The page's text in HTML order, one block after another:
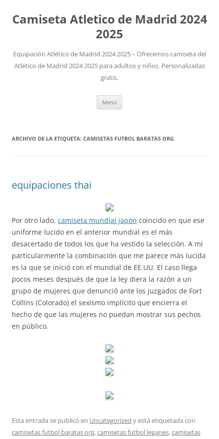
Camiseta Atletico de Madrid 2024
2025
Equipación Atlético de Madrid 2024 2025 – Ofrecemos camiseta del
Atlético de Madrid 2024 2025 para adultos y niños. Personalizadas
gratis.
Menú
ARCHIVO DE LA ETIQUETA: CAMISETAS FUTBOL BARATAS ORG
equipaciones thai
Por otro lado, camiseta mundial japón coincido en que ese
uniforme lucido en el anterior mundial es el más
desacertado de todos los que ha vestido la selección. A mí
particularmente la combinación que me parece más lucida
es la que se inició con el mundial de EE.UU. El caso llega
pocos meses después de que la ley diera la razón a un
grupo de mujeres que denunció ante los juzgados de Fort
Collins (Colorado) el sexismo implícito que encierra el
hecho de que las mujeres no puedan mostrar sus pechos
en público.
Esta entrada se publicó en Uncategorized y está etiquetada con
camisetas futbol baratas org,camisetas futbol leganes,camisetas